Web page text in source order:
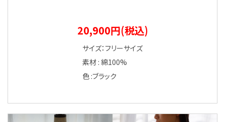
20,900円(税込)
サイズ：フリーサイズ
素材 : 綿100%
色 :ブラック